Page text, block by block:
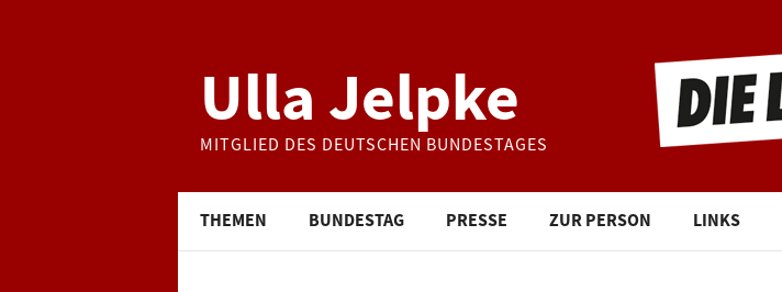
Ulla Jelpke
MITGLIED DES DEUTSCHEN BUNDESTAGES
THEMEN BUNDESTAG PRESSE ZUR PERSON LINKS